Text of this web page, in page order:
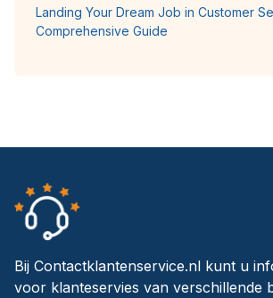
Landing Your Dream Job in Customer
Comprehensive Guide
Bij Contactklantenservice.nl kunt u
voor klanteservies van verschillende